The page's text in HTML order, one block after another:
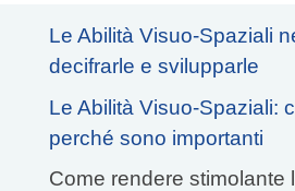
Le Abilità Visuo-Spaziali
decifrarle e svilupparle
Le Abilità Visuo-Spaziali:
perché sono importanti
Come rendere stimolante